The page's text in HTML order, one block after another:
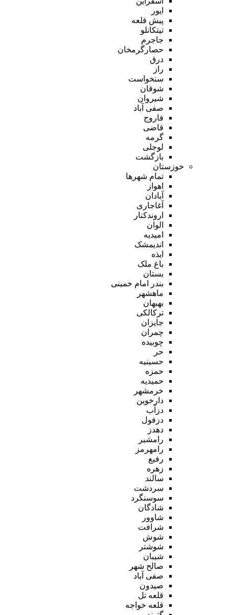
ایور
پیش قلعه
تیتکانلو
جاجرم
حصارگرمخان
درق
راز
سنخواست
شوقان
شیروان
صفی آباد
فاروج
قاضی
گرمه
لوجلی
بازگشت
خوزستان
تمام شهر‌ها
اهواز
آبادان
آغاجاری
اروندکنار
الوان
امیدیه
اندیمشک
ایذه
باغ ملک
بستان
بندر امام خمینی
ماهشهر
بهبهان
ترکالکی
جایزان
چمران
چوبیده
حر
حسینیه
حمزه
حمیدیه
خرمشهر
دارخوین
دزآب
دزفول
دهدز
رامشیر
رامهرمز
رفیع
زهره
سالند
سردشت
سوسنگرد
شادگان
شاوور
شرافت
شوش
شوشتر
شیبان
صالح شهر
صفی آباد
صیدون
قلعه تل
قلعه خواجه